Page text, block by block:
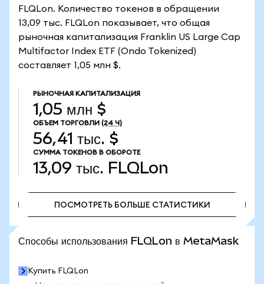
FLQLon. Количество токенов в обращении
13,09 тыс. FLQLon показывает, что общая
рыночная капитализация Franklin US Large Cap
Multifactor Index ETF (Ondo Tokenized)
составляет 1,05 млн $.
РЫНОЧНАЯ КАПИТАЛИЗАЦИЯ
1,05 млн $
ОБЪЕМ ТОРГОВЛИ (24 Ч)
56,41 тыс. $
СУММА ТОКЕНОВ В ОБОРОТЕ
13,09 тыс. FLQLon
ПОСМОТРЕТЬ БОЛЬШЕ СТАТИСТИКИ
Способы использования FLQLon в MetaMask
Купить FLQLon